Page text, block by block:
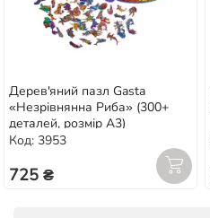
Дерев'яний пазл Gasta
«Незрівнянна Риба» (300+
деталей, розмір А3)
Код: 3953
725 ₴